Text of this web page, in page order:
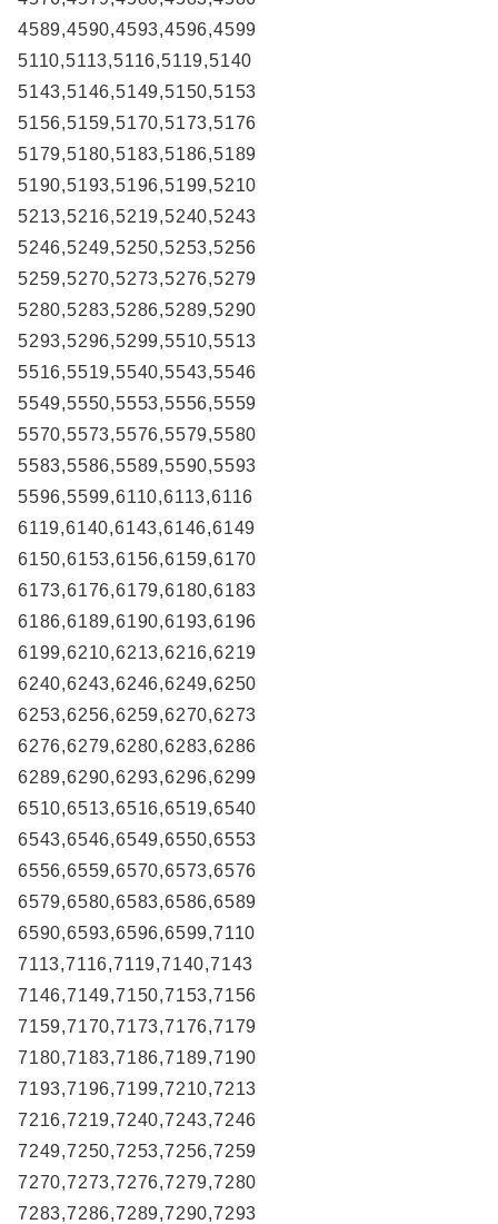
4589,4590,4593,4596,4599
5110,5113,5116,5119,5140
5143,5146,5149,5150,5153
5156,5159,5170,5173,5176
5179,5180,5183,5186,5189
5190,5193,5196,5199,5210
5213,5216,5219,5240,5243
5246,5249,5250,5253,5256
5259,5270,5273,5276,5279
5280,5283,5286,5289,5290
5293,5296,5299,5510,5513
5516,5519,5540,5543,5546
5549,5550,5553,5556,5559
5570,5573,5576,5579,5580
5583,5586,5589,5590,5593
5596,5599,6110,6113,6116
6119,6140,6143,6146,6149
6150,6153,6156,6159,6170
6173,6176,6179,6180,6183
6186,6189,6190,6193,6196
6199,6210,6213,6216,6219
6240,6243,6246,6249,6250
6253,6256,6259,6270,6273
6276,6279,6280,6283,6286
6289,6290,6293,6296,6299
6510,6513,6516,6519,6540
6543,6546,6549,6550,6553
6556,6559,6570,6573,6576
6579,6580,6583,6586,6589
6590,6593,6596,6599,7110
7113,7116,7119,7140,7143
7146,7149,7150,7153,7156
7159,7170,7173,7176,7179
7180,7183,7186,7189,7190
7193,7196,7199,7210,7213
7216,7219,7240,7243,7246
7249,7250,7253,7256,7259
7270,7273,7276,7279,7280
7283,7286,7289,7290,7293